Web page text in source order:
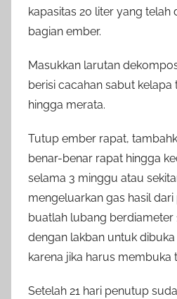
kapasitas 20 liter yang
bagian ember.
Masukkan larutan
berisi cacahan sabut
hingga merata.
Tutup ember rapat,
benar-benar rapat hingga
selama 3 minggu atau
mengeluarkan gas hasil
buatlah lubang
dengan lakban untuk
karena jika harus membuka
Setelah 21 hari penutup